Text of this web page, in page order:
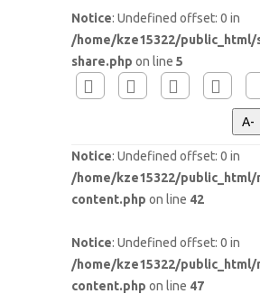
Notice: Undefined offset: 0 in
/home/kze15322/public_html/
share.php on line 5
Notice: Undefined offset: 0 in
/home/kze15322/public_html/
content.php on line 42
Notice: Undefined offset: 0 in
/home/kze15322/public_html/
content.php on line 47